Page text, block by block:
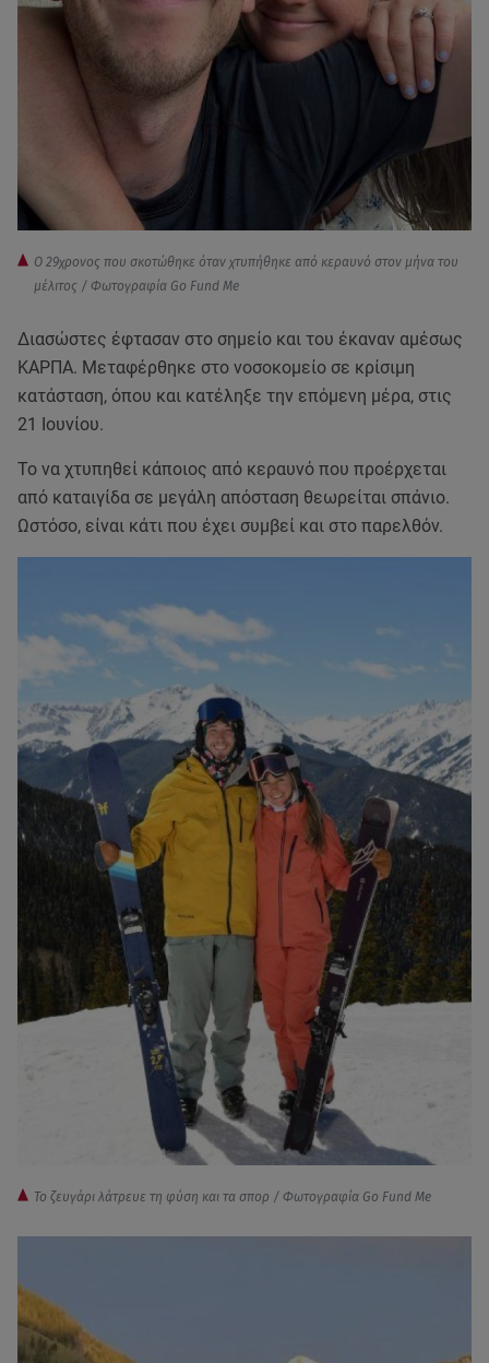
Ο 29χρονος που σκοτώθηκε όταν χτυπήθηκε από κεραυνό στον μήνα του
μέλιτος / Φωτογραφία Go Fund Me
Διασώστες έφτασαν στο σημείο και του έκαναν αμέσως
ΚΑΡΠΑ. Μεταφέρθηκε στο νοσοκομείο σε κρίσιμη
κατάσταση, όπου και κατέληξε την επόμενη μέρα, στις
21 Ιουνίου.
Το να χτυπηθεί κάποιος από κεραυνό που προέρχεται
από καταιγίδα σε μεγάλη απόσταση θεωρείται σπάνιο.
Ωστόσο, είναι κάτι που έχει συμβεί και στο παρελθόν.
Το ζευγάρι λάτρευε τη φύση και τα σπορ / Φωτογραφία Go Fund Me